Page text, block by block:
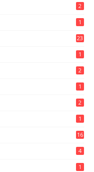
2
1
23
1
2
1
2
1
16
4
1